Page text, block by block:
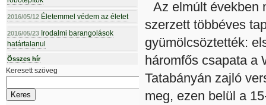
2016/05/12 Életemmel védem az életet
2016/05/23 Irodalmi barangolások
határtalanul
Összes hír
Keresett szöveg
Az elmúlt években
szerzett többéves
gyümölcsöztették:
háromfős csapata a
Tatabányán zajló
meg, ezen belül a